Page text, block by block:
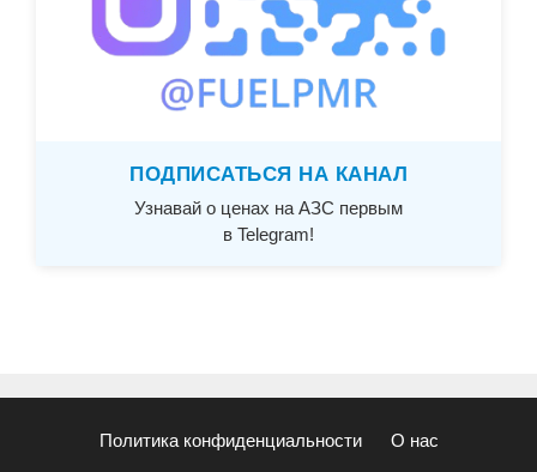
ПОДПИСАТЬСЯ НА КАНАЛ
Узнавай о ценах на АЗС первым
в Telegram!
Политика конфиденциальности О нас